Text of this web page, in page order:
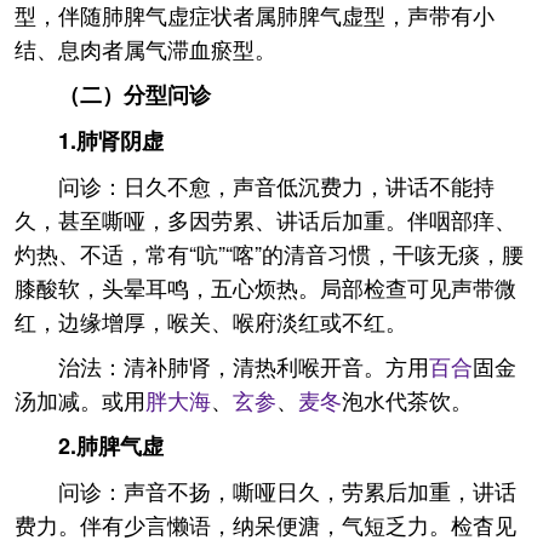
型，伴随肺脾气虚症状者属肺脾气虚型，声带有小
结、息肉者属气滞血瘀型。
（二）分型问诊
1.肺肾阴虚
问诊：日久不愈，声音低沉费力，讲话不能持
久，甚至嘶哑，多因劳累、讲话后加重。伴咽部痒、
灼热、不适，常有“吭”“喀”的清音习惯，干咳无痰，腰
膝酸软，头晕耳鸣，五心烦热。局部检查可见声带微
红，边缘增厚，喉关、喉府淡红或不红。
治法：清补肺肾，清热利喉开音。方用百合固金
汤加减。或用胖大海、 玄参、 麦冬泡水代茶饮。
2.肺脾气虚
问诊：声音不扬，嘶哑日久，劳累后加重，讲话
费力。伴有少言懒语，纳呆便溏，气短乏力。检杳见